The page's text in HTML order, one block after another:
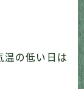
温の低い日は